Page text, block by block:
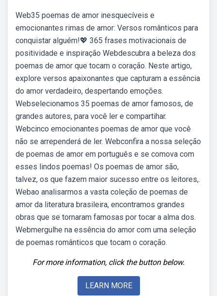
Web35 poemas de amor inesquecíveis e
emocionantes rimas de amor: Versos românticos para
conquistar alguém!💖 365 frases motivacionais de
positividade e inspiração Webdescubra a beleza dos
poemas de amor que tocam o coração. Neste artigo,
explore versos apaixonantes que capturam a essência
do amor verdadeiro, despertando emoções.
Webselecionamos 35 poemas de amor famosos, de
grandes autores, para você ler e compartihar.
Webcinco emocionantes poemas de amor que você
não se arrependerá de ler. Webconfira a nossa seleção
de poemas de amor em português e se comova com
esses lindos poemas! Os poemas de amor são,
talvez, os que fazem maior sucesso entre os leitores,.
Webao analisarmos a vasta coleção de poemas de
amor da literatura brasileira, encontramos grandes
obras que se tornaram famosas por tocar a alma dos.
Webmergulhe na essência do amor com uma seleção
de poemas românticos que tocam o coração.
For more information, click the button below.
LEARN MORE